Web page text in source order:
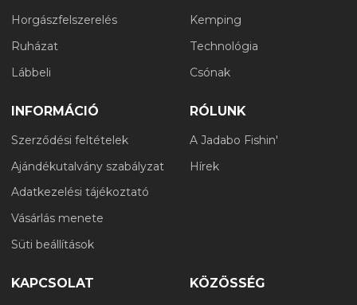
Horgászfelszerelés
Ruházat
Lábbeli
Kemping
Technológia
Csónak
INFORMÁCIÓ
Szerződési feltételek
Ajándékutalvány szabályzat
Adatkezelési tájékoztató
Vásárlás menete
Süti beállítások
RÓLUNK
A Jadabo Fishin'
Hírek
KAPCSOLAT KÖZÖSSÉG